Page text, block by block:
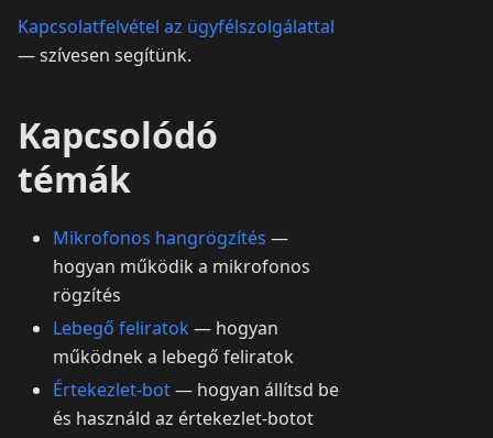
Kapcsolatfelvétel az ügyfélszolgálattal
— szívesen segítünk.
Kapcsolódó
témák
Mikrofonos hangrögzítés —
hogyan működik a mikrofonos
rögzítés
Lebegő feliratok— hogyan
működnek a lebegő feliratok
Értekezlet-bot— hogyan állítsd be
és használd az értekezlet-botot